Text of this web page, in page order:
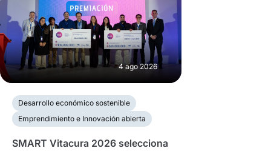
4 ago 2026
Desarrollo económico sostenible
Emprendimiento e Innovación abierta
SMART Vitacura 2026 selecciona